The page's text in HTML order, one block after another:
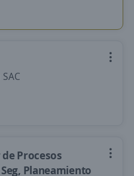
Procesos
Planeamiento